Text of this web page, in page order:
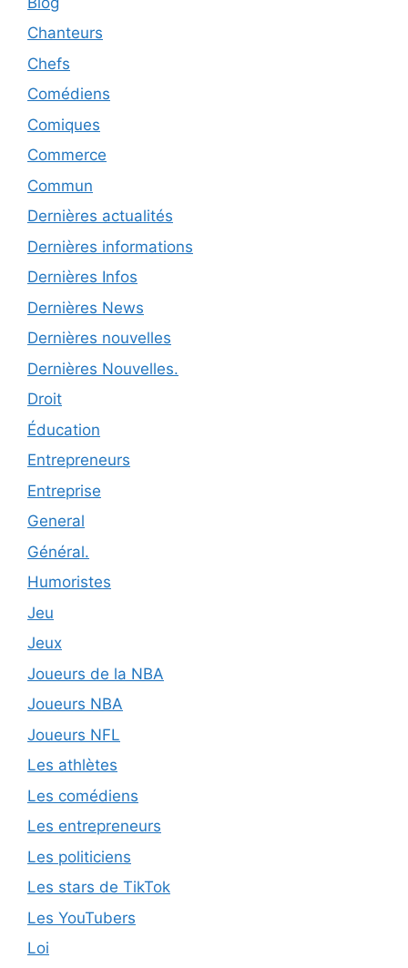
Chanteurs
Chefs
Comédiens
Comiques
Commerce
Commun
Dernières actualités
Dernières informations
Dernières Infos
Dernières News
Dernières nouvelles
Dernières Nouvelles.
Droit
Éducation
Entrepreneurs
Entreprise
General
Général.
Humoristes
Jeu
Jeux
Joueurs de la NBA
Joueurs NBA
Joueurs NFL
Les athlètes
Les comédiens
Les entrepreneurs
Les politiciens
Les stars de TikTok
Les YouTubers
Loi